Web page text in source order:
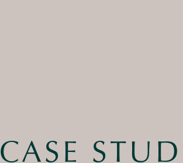
CASE